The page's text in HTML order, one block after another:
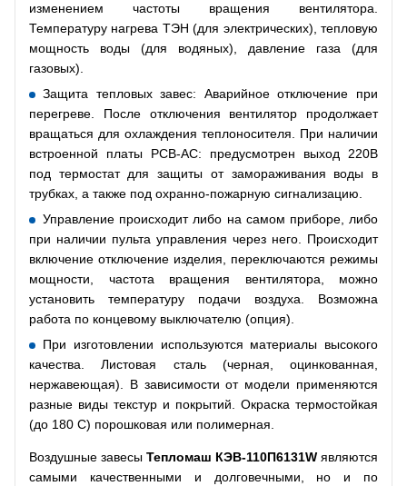
изменением частоты вращения вентилятора.
Температуру нагрева ТЭН (для электрических), тепловую
мощность воды (для водяных), давление газа (для
газовых).
Защита тепловых завес: Аварийное отключение при
перегреве. После отключения вентилятор продолжает
вращаться для охлаждения теплоносителя. При наличии
встроенной платы РСВ-АС: предусмотрен выход 220В
под термостат для защиты от замораживания воды в
трубках, а также под охранно-пожарную сигнализацию.
Управление происходит либо на самом приборе, либо
при наличии пульта управления через него. Происходит
включение отключение изделия, переключаются режимы
мощности, частота вращения вентилятора, можно
установить температуру подачи воздуха. Возможна
работа по концевому выключателю (опция).
При изготовлении используются материалы высокого
качества. Листовая сталь (черная, оцинкованная,
нержавеющая). В зависимости от модели применяются
разные виды текстур и покрытий. Окраска термостойкая
(до 180 С) порошковая или полимерная.
Воздушные завесы Тепломаш КЭВ-110П6131W являются
самыми качественными и долговечными, но и по